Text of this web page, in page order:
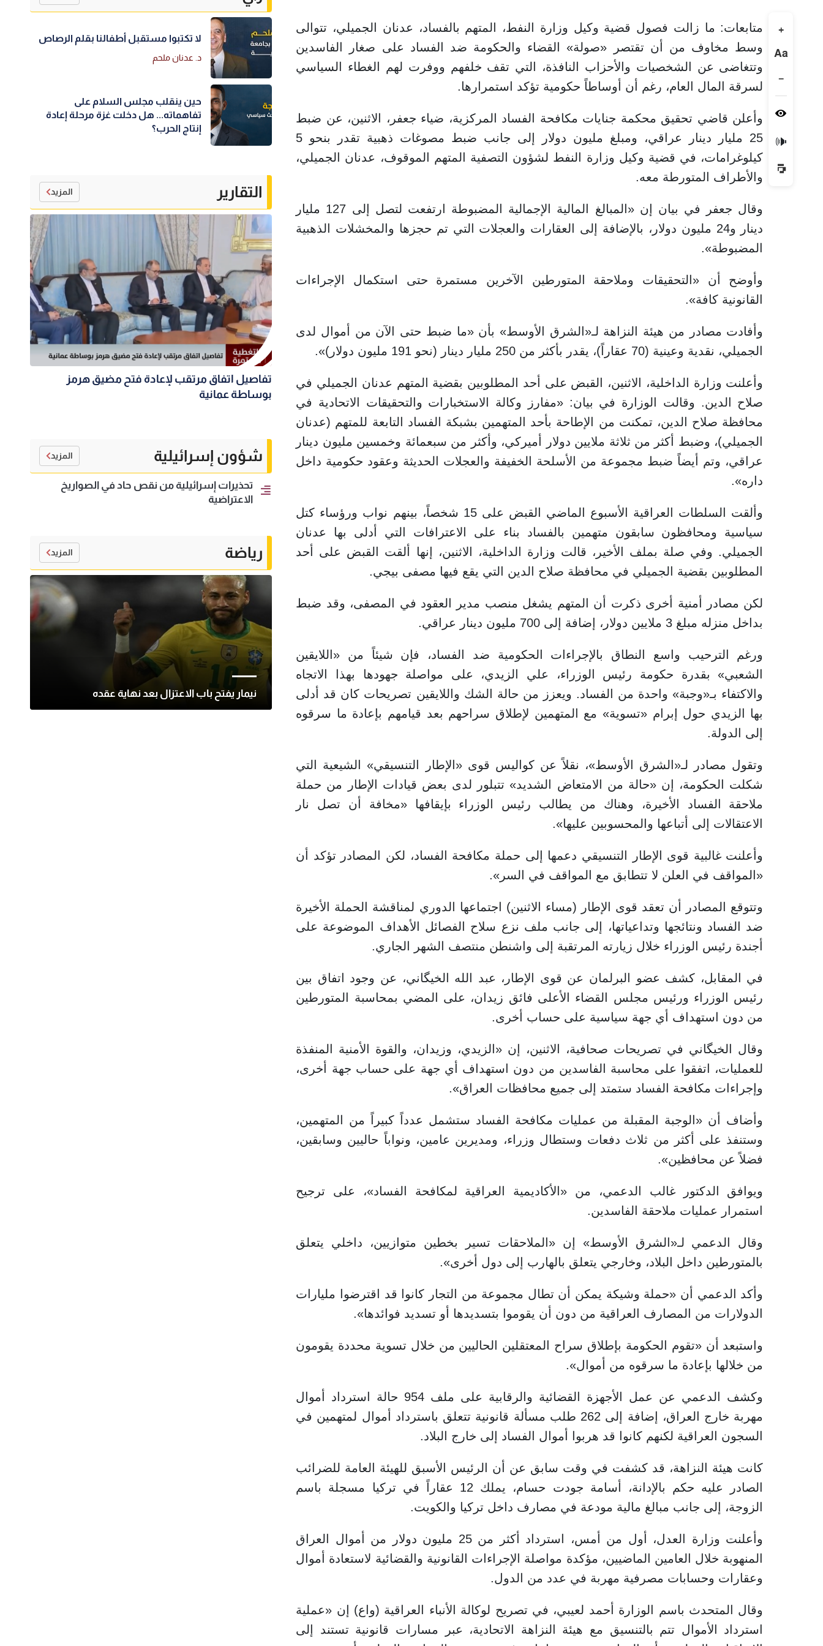
+
Aa
−
🔊
متابعات: ما زالت فصول قضية وكيل وزارة النفط، المتهم بالفساد، عدنان الجميلي، تتوالى
وسط مخاوف من أن تقتصر «صولة» القضاء والحكومة ضد الفساد على صغار الفاسدين
وتتغاضى عن الشخصيات والأحزاب النافذة، التي تقف خلفهم ووفرت لهم الغطاء السياسي
لسرقة المال العام، رغم أن أوساطاً حكومية تؤكد استمرارها.
وأعلن قاضي تحقيق محكمة جنايات مكافحة الفساد المركزية، ضياء جعفر، الاثنين، عن ضبط
25 مليار دينار عراقي، ومبلغ مليون دولار إلى جانب ضبط مصوغات ذهبية تقدر بنحو 5
كيلوغرامات، في قضية وكيل وزارة النفط لشؤون التصفية المتهم الموقوف، عدنان الجميلي،
والأطراف المتورطة معه.
وقال جعفر في بيان إن «المبالغ المالية الإجمالية المضبوطة ارتفعت لتصل إلى 127 مليار
دينار و24 مليون دولار، بالإضافة إلى العقارات والعجلات التي تم حجزها والمخشلات الذهبية
المضبوطة».
وأوضح أن «التحقيقات وملاحقة المتورطين الآخرين مستمرة حتى استكمال الإجراءات
القانونية كافة».
وأفادت مصادر من هيئة النزاهة لـ«الشرق الأوسط» بأن «ما ضبط حتى الآن من أموال لدى
الجميلي، نقدية وعينية (70 عقاراً)، يقدر بأكثر من 250 مليار دينار (نحو 191 مليون دولار)».
وأعلنت وزارة الداخلية، الاثنين، القبض على أحد المطلوبين بقضية المتهم عدنان الجميلي في
صلاح الدين. وقالت الوزارة في بيان: «مفارز وكالة الاستخبارات والتحقيقات الاتحادية في
محافظة صلاح الدين، تمكنت من الإطاحة بأحد المتهمين بشبكة الفساد التابعة للمتهم (عدنان
الجميلي)، وضبط أكثر من ثلاثة ملايين دولار أميركي، وأكثر من سبعمائة وخمسين مليون دينار
عراقي، وتم أيضاً ضبط مجموعة من الأسلحة الخفيفة والعجلات الحديثة وعقود حكومية داخل
داره».
وألقت السلطات العراقية الأسبوع الماضي القبض على 15 شخصاً، بينهم نواب ورؤساء كتل
سياسية ومحافظون سابقون متهمين بالفساد بناء على الاعترافات التي أدلى بها عدنان
الجميلي. وفي صلة بملف الأخير، قالت وزارة الداخلية، الاثنين، إنها ألقت القبض على أحد
المطلوبين بقضية الجميلي في محافظة صلاح الدين التي يقع فيها مصفى بيجي.
لكن مصادر أمنية أخرى ذكرت أن المتهم يشغل منصب مدير العقود في المصفى، وقد ضبط
بداخل منزله مبلغ 3 ملايين دولار، إضافة إلى 700 مليون دينار عراقي.
ورغم الترحيب واسع النطاق بالإجراءات الحكومية ضد الفساد، فإن شيئاً من «اللايقين
الشعبي» بقدرة حكومة رئيس الوزراء، علي الزيدي، على مواصلة جهودها بهذا الاتجاه
والاكتفاء بـ«وجبة» واحدة من الفساد. ويعزز من حالة الشك واللايقين تصريحات كان قد أدلى
بها الزيدي حول إبرام «تسوية» مع المتهمين لإطلاق سراحهم بعد قيامهم بإعادة ما سرقوه
إلى الدولة.
وتقول مصادر لـ«الشرق الأوسط»، نقلاً عن كواليس قوى «الإطار التنسيقي» الشيعية التي
شكلت الحكومة، إن «حالة من الامتعاض الشديد» تتبلور لدى بعض قيادات الإطار من حملة
ملاحقة الفساد الأخيرة، وهناك من يطالب رئيس الوزراء بإيقافها «مخافة أن تصل نار
الاعتقالات إلى أتباعها والمحسوبين عليها».
وأعلنت غالبية قوى الإطار التنسيقي دعمها إلى حملة مكافحة الفساد، لكن المصادر تؤكد أن
«المواقف في العلن لا تتطابق مع المواقف في السر».
وتتوقع المصادر أن تعقد قوى الإطار (مساء الاثنين) اجتماعها الدوري لمناقشة الحملة الأخيرة
ضد الفساد ونتائجها وتداعياتها، إلى جانب ملف نزع سلاح الفصائل الأهداف الموضوعة على
أجندة رئيس الوزراء خلال زيارته المرتقبة إلى واشنطن منتصف الشهر الجاري.
في المقابل، كشف عضو البرلمان عن قوى الإطار، عبد الله الخيگاني، عن وجود اتفاق بين
رئيس الوزراء ورئيس مجلس القضاء الأعلى فائق زيدان، على المضي بمحاسبة المتورطين
من دون استهداف أي جهة سياسية على حساب أخرى.
وقال الخيگاني في تصريحات صحافية، الاثنين، إن «الزيدي، وزيدان، والقوة الأمنية المنفذة
للعمليات، اتفقوا على محاسبة الفاسدين من دون استهداف أي جهة على حساب جهة أخرى،
وإجراءات مكافحة الفساد ستمتد إلى جميع محافظات العراق».
وأضاف أن «الوجبة المقبلة من عمليات مكافحة الفساد ستشمل عدداً كبيراً من المتهمين،
وستنفذ على أكثر من ثلاث دفعات وستطال وزراء، ومديرين عامين، ونواباً حاليين وسابقين،
فضلاً عن محافظين».
ويوافق الدكتور غالب الدعمي، من «الأكاديمية العراقية لمكافحة الفساد»، على ترجيح
استمرار عمليات ملاحقة الفاسدين.
وقال الدعمي لـ«الشرق الأوسط» إن «الملاحقات تسير بخطين متوازيين، داخلي يتعلق
بالمتورطين داخل البلاد، وخارجي يتعلق بالهارب إلى دول أخرى».
وأكد الدعمي أن «حملة وشيكة يمكن أن تطال مجموعة من التجار كانوا قد اقترضوا مليارات
الدولارات من المصارف العراقية من دون أن يقوموا بتسديدها أو تسديد فوائدها».
واستبعد أن «تقوم الحكومة بإطلاق سراح المعتقلين الحاليين من خلال تسوية محددة يقومون
من خلالها بإعادة ما سرقوه من أموال».
وكشف الدعمي عن عمل الأجهزة القضائية والرقابية على ملف 954 حالة استرداد أموال
مهربة خارج العراق، إضافة إلى 262 طلب مسألة قانونية تتعلق باسترداد أموال لمتهمين في
السجون العراقية لكنهم كانوا قد هربوا أموال الفساد إلى خارج البلاد.
كانت هيئة النزاهة، قد كشفت في وقت سابق عن أن الرئيس الأسبق للهيئة العامة للضرائب
الصادر عليه حكم بالإدانة، أسامة جودت حسام، يملك 12 عقاراً في تركيا مسجلة باسم
الزوجة، إلى جانب مبالغ مالية مودعة في مصارف داخل تركيا والكويت.
وأعلنت وزارة العدل، أول من أمس، استرداد أكثر من 25 مليون دولار من أموال العراق
المنهوبة خلال العامين الماضيين، مؤكدة مواصلة الإجراءات القانونية والقضائية لاستعادة أموال
وعقارات وحسابات مصرفية مهربة في عدد من الدول.
وقال المتحدث باسم الوزارة أحمد لعيبي، في تصريح لوكالة الأنباء العراقية (واع) إن «عملية
استرداد الأموال تتم بالتنسيق مع هيئة النزاهة الاتحادية، عبر مسارات قانونية تستند إلى
لا تكتبوا مستقبل أطفالنا بقلم الرصاص
د. عدنان ملحم
حين ينقلب مجلس السلام على
تفاهماته... هل دخلت غزة مرحلة إعادة
إنتاج الحرب؟
التقارير المزيد
تفاصيل اتفاق مرتقب لإعادة فتح مضيق هرمز
بوساطة عمانية
شؤون إسرائيلية المزيد
تحذيرات إسرائيلية من نقص حاد في الصواريخ
الاعتراضية
رياضة المزيد
نيمار يفتح باب الاعتزال بعد نهاية عقده